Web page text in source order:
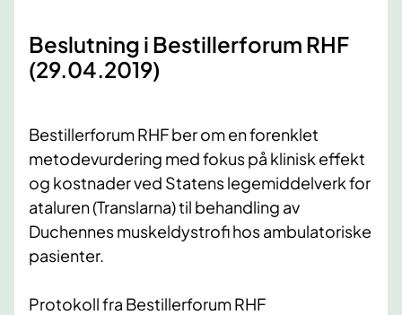
​Beslutning i Bestillerforum RHF
(29.04.2019)
Bestillerforum RHF ber om en forenklet
metodevurdering med fokus på klinisk effekt
og kostnader ved Statens legemiddelverk for
ataluren (Translarna) til behandling av
Duchennes muskeldystrofi hos ambulatoriske
pasienter.
Protokoll fra Bestillerforum RHF